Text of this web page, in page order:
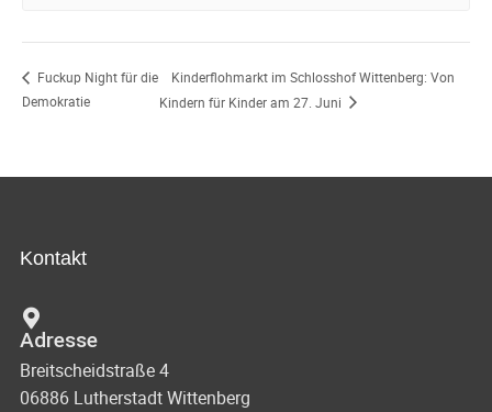
Fuckup Night für die
Demokratie
Kinderflohmarkt im Schlosshof Wittenberg: Von
Kindern für Kinder am 27. Juni
Kontakt
Adresse
Breitscheidstraße 4
06886 Lutherstadt Wittenberg